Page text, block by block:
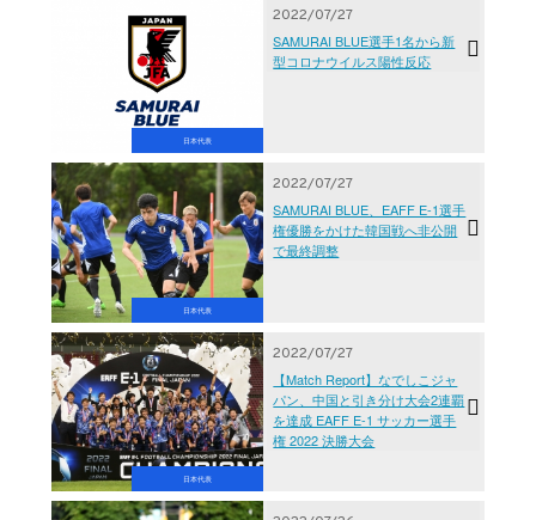
日本代表
2022/07/27
SAMURAI BLUE選手1名から新
型コロナウイルス陽性反応
日本代表
2022/07/27
SAMURAI BLUE、EAFF E-1選手
権優勝をかけた韓国戦へ非公開
で最終調整
日本代表
2022/07/27
【Match Report】なでしこジャ
パン、中国と引き分け大会2連覇
を達成 EAFF E-1 サッカー選手
権 2022 決勝大会